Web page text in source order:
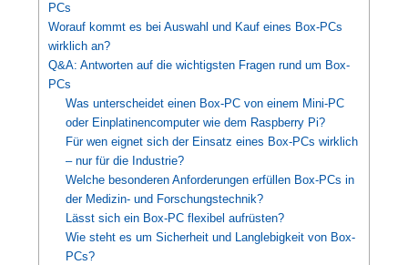
PCs
Worauf kommt es bei Auswahl und Kauf eines Box-PCs
wirklich an?
Q&A: Antworten auf die wichtigsten Fragen rund um Box-
PCs
Was unterscheidet einen Box-PC von einem Mini-PC
oder Einplatinencomputer wie dem Raspberry Pi?
Für wen eignet sich der Einsatz eines Box-PCs wirklich
– nur für die Industrie?
Welche besonderen Anforderungen erfüllen Box-PCs in
der Medizin- und Forschungstechnik?
Lässt sich ein Box-PC flexibel aufrüsten?
Wie steht es um Sicherheit und Langlebigkeit von Box-
PCs?